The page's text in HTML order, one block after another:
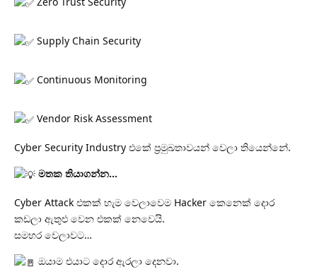
Supply Chain Security
Continuous Monitoring
Vendor Risk Assessment
Cyber Security Industry එකේ ප්‍රමුඛතාවයන් වෙලා තියෙන්නේ.
මතක තියාගන්න…
Cyber Attack එකක් හැම වෙලාවෙම Hacker කෙනෙක් දොර
කඩලා ඇතුළු වෙන එකක් නෙවෙයි.
සමහර වෙලාවට…
ඔයාම එයාට දොර ඇරලා දෙනවා.